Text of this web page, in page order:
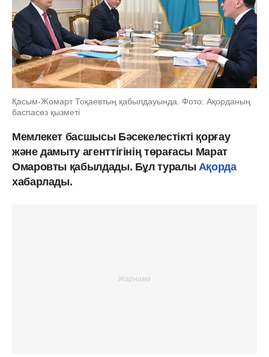
Қасым-Жомарт Тоқаевтың қабылдауында. Фото: Ақорданың
баспасөз қызметі
Мемлекет басшысы Бәсекелестікті қорғау
және дамыту агенттігінің төрағасы Марат
Омаровты қабылдады. Бұл туралы Ақорда
хабарлады.